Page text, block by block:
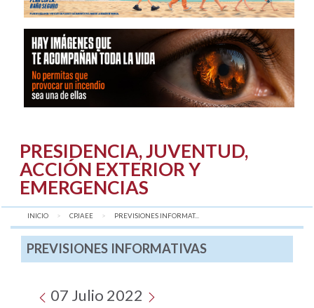
PRESIDENCIA, JUVENTUD,
ACCIÓN EXTERIOR Y
EMERGENCIAS
INICIO CPJAEE AQUÍ:
PREVISIONES INFORMAT...
PREVISIONES INFORMATIVAS
07 Julio 2022